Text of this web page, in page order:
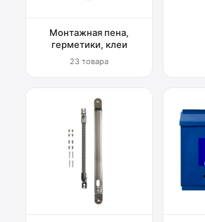
Монтажная пена,
герметики, клеи
23 товара